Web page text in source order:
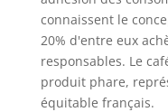
connaissent le
20% d'entre eux
responsables. Le
produit phare,
équitable français.